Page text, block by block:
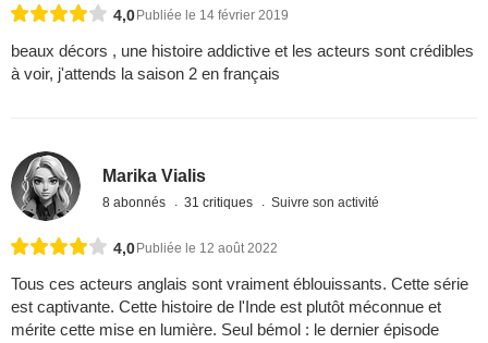
4,0Publiée le 14 février 2019
beaux décors , une histoire addictive et les acteurs sont crédibles
à voir, j'attends la saison 2 en français
Marika Vialis
8 abonnés 31 critiques Suivre son activité
4,0Publiée le 12 août 2022
Tous ces acteurs anglais sont vraiment éblouissants. Cette série
est captivante. Cette histoire de l'Inde est plutôt méconnue et
mérite cette mise en lumière. Seul bémol : le dernier épisode